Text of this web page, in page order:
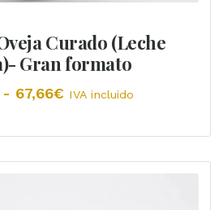
Curado (Leche
Gran formato
- 67,66€Rango
precios:
IVA incluido